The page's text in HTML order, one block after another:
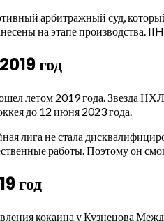
арбитражный суд,
на этапе производства.
год
летом 2019 года. Звезда
до 12 июня 2023 года.
лига не стала
работы. Поэтому он
год
кокаина у Кузнецова